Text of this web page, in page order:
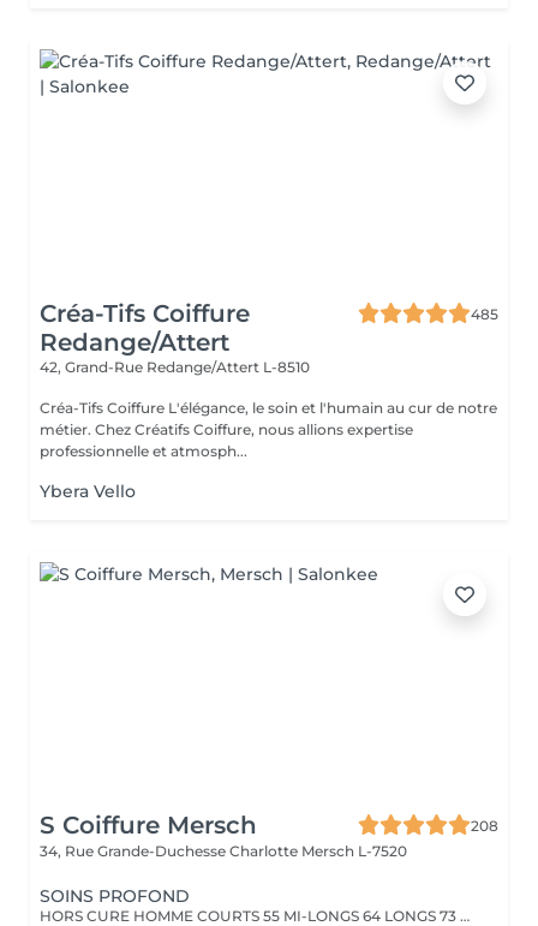
Créa-Tifs Coiffure
Redange/Attert
485
42, Grand-Rue Redange/Attert L-8510
Créa-Tifs Coiffure L'élégance, le soin et l'humain au cur de notre
métier. Chez Créatifs Coiffure, nous allions expertise
professionnelle et atmosph...
Ybera Vello
S Coiffure Mersch
208
34, Rue Grande-Duchesse Charlotte Mersch L-7520
SOINS PROFOND
HORS CURE HOMME COURTS 55 MI-LONGS 64 LONGS 73 HORS CURE FEMME COURTS 82 MI- LONGS94 LONGS 106